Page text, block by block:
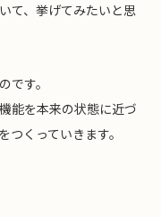
て、挙げてみたいと思
です。
能を本来の状態に近づ
くっていきます。